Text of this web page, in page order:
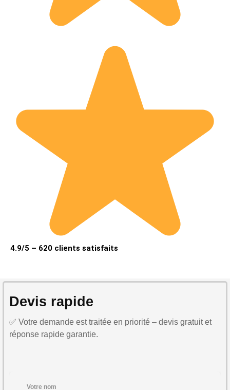
4.9/5 – 620 clients satisfaits
Devis rapide
✅ Votre demande est traitée en priorité – devis gratuit et
réponse rapide garantie.
Votre nom